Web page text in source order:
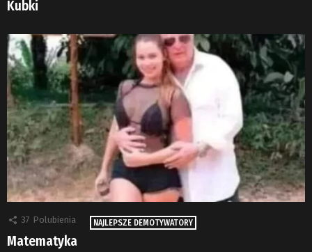
Kubki
37 Polubienia NAJLEPSZE DEMOTYWATORY
Matematyka